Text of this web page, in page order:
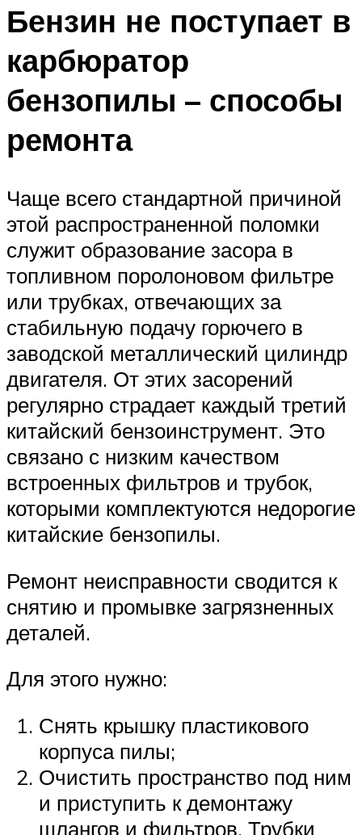
Бензин не поступает в
карбюратор
бензопилы – способы
ремонта
Чаще всего стандартной причиной
этой распространенной поломки
служит образование засора в
топливном поролоновом фильтре
или трубках, отвечающих за
стабильную подачу горючего в
заводской металлический цилиндр
двигателя. От этих засорений
регулярно страдает каждый третий
китайский бензоинструмент. Это
связано с низким качеством
встроенных фильтров и трубок,
которыми комплектуются недорогие
китайские бензопилы.
Ремонт неисправности сводится к
снятию и промывке загрязненных
деталей.
Для этого нужно:
Снять крышку пластикового
корпуса пилы;
Очистить пространство под ним
и приступить к демонтажу
шлангов и фильтров. Трубки